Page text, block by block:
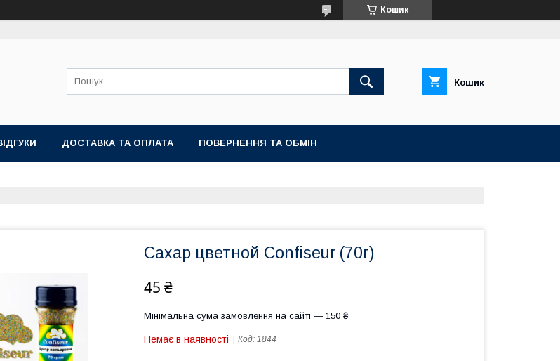
Кошик
Кошик
ДОСТАВКА ТА ОПЛАТА ПОВЕРНЕННЯ ТА ОБМІН
Сахар цветной Confiseur (70г)
45 ₴
Мінімальна сума замовлення на сайті — 150 ₴
Немає в наявності Код: 1844